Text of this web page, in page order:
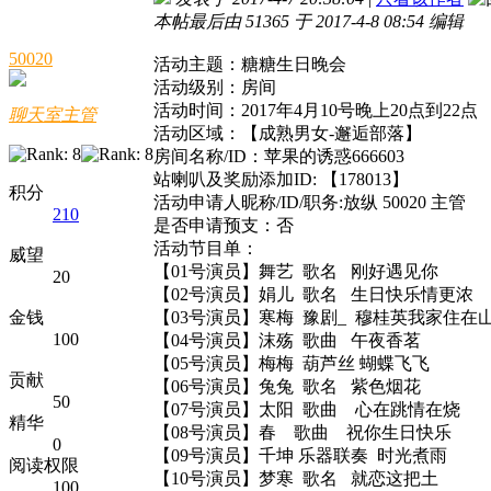
50020
聊天室主管
积分
210
威望
20
金钱
100
贡献
50
精华
0
阅读权限
100
本帖最后由 51365 于 2017-4-8 08:54 编辑
活动主题：糖糖生日晚会
活动级别：房间
活动时间：2017年4月10号晚上20点到22点
活动区域：【成熟男女-邂逅部落】
房间名称/ID：苹果的诱惑666603
站喇叭及奖励添加ID: 【178013】
活动申请人昵称/ID/职务:放纵 50020 主管
是否申请预支：否
活动节目单：
【01号演员】舞艺 歌名 刚好遇见你
【02号演员】娟儿 歌名 生日快乐情更浓
【03号演员】寒梅 豫剧_ 穆桂英我家住
【04号演员】沫殇 歌曲 午夜香茗
【05号演员】梅梅 葫芦丝 蝴蝶飞飞
【06号演员】兔兔 歌名 紫色烟花
【07号演员】太阳 歌曲 心在跳情在烧
【08号演员】春 歌曲 祝你生日快乐
【09号演员】千坤 乐器联奏 时光煮雨
【10号演员】梦寒 歌名 就恋这把土